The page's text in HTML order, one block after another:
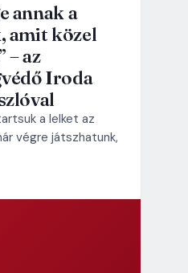
annak a
amit közel
– az
Iroda
a lelket az
végre játszhatunk,